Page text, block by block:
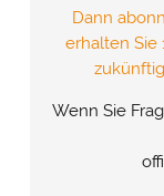
Dann
erhalten Sie
Wenn Sie